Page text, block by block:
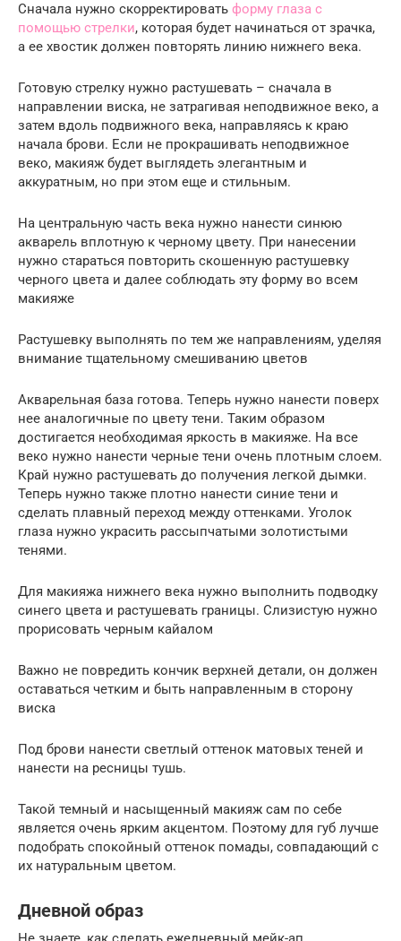
Сначала нужно скорректировать форму глаза с
помощью стрелки, которая будет начинаться от зрачка,
а ее хвостик должен повторять линию нижнего века.
Готовую стрелку нужно растушевать – сначала в
направлении виска, не затрагивая неподвижное веко, а
затем вдоль подвижного века, направляясь к краю
начала брови. Если не прокрашивать неподвижное
веко, макияж будет выглядеть элегантным и
аккуратным, но при этом еще и стильным.
На центральную часть века нужно нанести синюю
акварель вплотную к черному цвету. При нанесении
нужно стараться повторить скошенную растушевку
черного цвета и далее соблюдать эту форму во всем
макияже
Растушевку выполнять по тем же направлениям, уделяя
внимание тщательному смешиванию цветов
Акварельная база готова. Теперь нужно нанести поверх
нее аналогичные по цвету тени. Таким образом
достигается необходимая яркость в макияже. На все
веко нужно нанести черные тени очень плотным слоем.
Край нужно растушевать до получения легкой дымки.
Теперь нужно также плотно нанести синие тени и
сделать плавный переход между оттенками. Уголок
глаза нужно украсить рассыпчатыми золотистыми
тенями.
Для макияжа нижнего века нужно выполнить подводку
синего цвета и растушевать границы. Слизистую нужно
прорисовать черным кайалом
Важно не повредить кончик верхней детали, он должен
оставаться четким и быть направленным в сторону
виска
Под брови нанести светлый оттенок матовых теней и
нанести на ресницы тушь.
Такой темный и насыщенный макияж сам по себе
является очень ярким акцентом. Поэтому для губ лучше
подобрать спокойный оттенок помады, совпадающий с
их натуральным цветом.
Дневной образ